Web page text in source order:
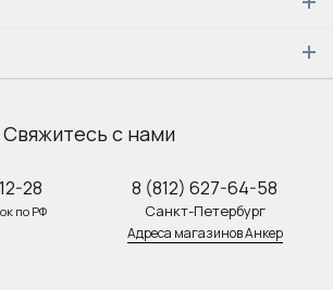
Свяжитесь с нами
28
по РФ
8 (812) 627-64-58
Санкт-Петербург
Адреса магазинов Анкер